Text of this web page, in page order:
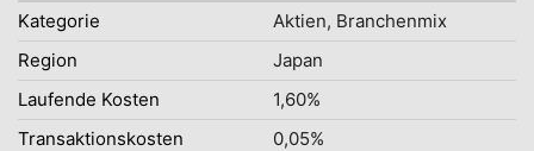
Kategorie
Aktien, Branchenmix
Region
Japan
Laufende Kosten
1,60%
Transaktionskosten
0,05%